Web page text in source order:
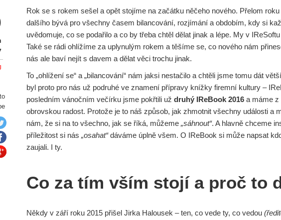
Rok se s rokem sešel a opět stojíme na začátku něčeho nového. Přelom
dalšího bývá pro všechny časem bilancování, rozjímání a obdobím, kdy si
uvědomuje, co se podařilo a co by třeba chtěl dělat jinak a lépe. My v
Také se rádi ohlížíme za uplynulým rokem a těšíme se, co nového nám
nás ale baví nejít s davem a dělat věci trochu jinak.
To „ohlížení se“ a „bilancování“ nám jaksi nestačilo a chtěli jsme tomu dát
byl proto pro nás už podruhé ve znamení přípravy knížky firemní kultury –
posledním vánočním večírku jsme pokřtili už druhý IReBook 2016a máme z
obrovskou radost. Protože je to náš způsob, jak zhmotnit všechny události a
nám, že si na to všechno, jak se říká, můžeme„sáhnout“. A hlavně chceme
příležitost si nás „osahat“dáváme úplně všem. O IReBook si může napsat
zaujali. I ty.
Co za tím vším stojí a proč to
Někdy v září roku 2015 přišel Jirka Halousek – ten, co vede ty, co vedou